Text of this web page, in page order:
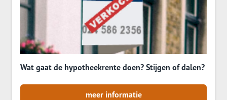
Wat gaat de hypotheekrente doen? Stijgen of dalen?
meer informatie